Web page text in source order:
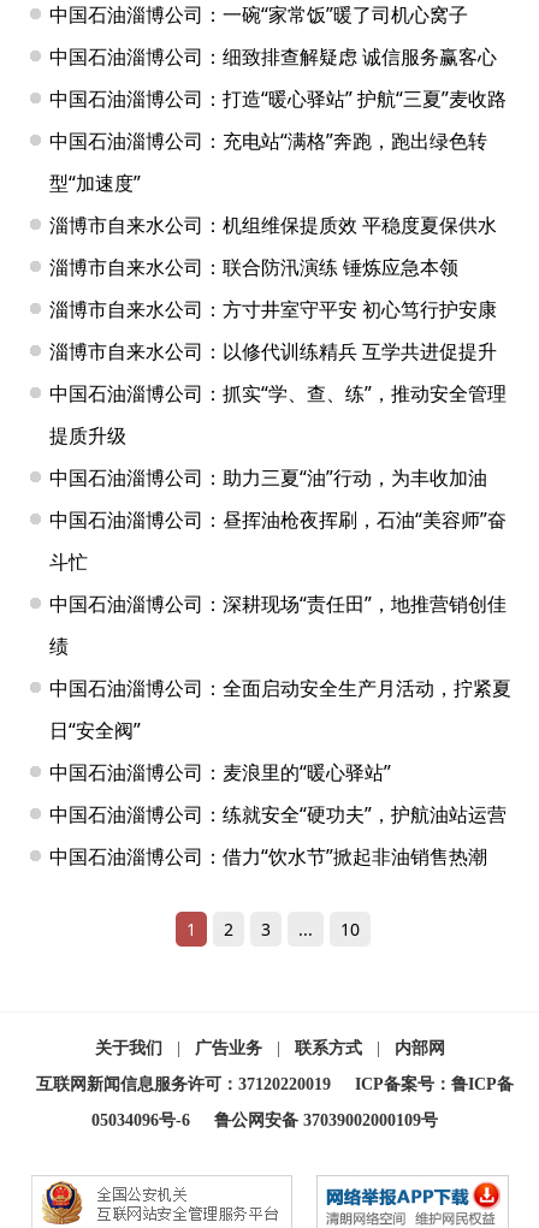
中国石油淄博公司：一碗“家常饭”暖了司机心窝子
中国石油淄博公司：细致排查解疑虑 诚信服务赢客心
中国石油淄博公司：打造“暖心驿站” 护航“三夏”麦收路
中国石油淄博公司：充电站“满格”奔跑，跑出绿色转
型“加速度”
淄博市自来水公司：机组维保提质效 平稳度夏保供水
淄博市自来水公司：联合防汛演练 锤炼应急本领
淄博市自来水公司：方寸井室守平安 初心笃行护安康
淄博市自来水公司：以修代训练精兵 互学共进促提升
中国石油淄博公司：抓实“学、查、练”，推动安全管理
提质升级
中国石油淄博公司：助力三夏“油”行动，为丰收加油
中国石油淄博公司：昼挥油枪夜挥刷，石油“美容师”奋
斗忙
中国石油淄博公司：深耕现场“责任田”，地推营销创佳
绩
中国石油淄博公司：全面启动安全生产月活动，拧紧夏
日“安全阀”
中国石油淄博公司：麦浪里的“暖心驿站”
中国石油淄博公司：练就安全“硬功夫”，护航油站运营
中国石油淄博公司：借力“饮水节”掀起非油销售热潮
1 2 3 ... 10
关于我们 广告业务 联系方式
内部网
互联网新闻信息服务许可：37120220019
ICP备案号：鲁ICP备
05034096号-6
鲁公网安备 37039002000109号